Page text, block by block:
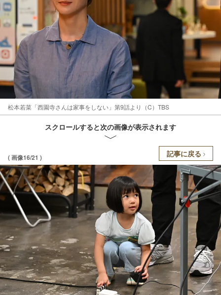
松本若菜「西園寺さんは家事をしない」第9話より（C）TBS
スクロールすると次の画像が表示されます
( 画像16/21 ) 記事に戻る